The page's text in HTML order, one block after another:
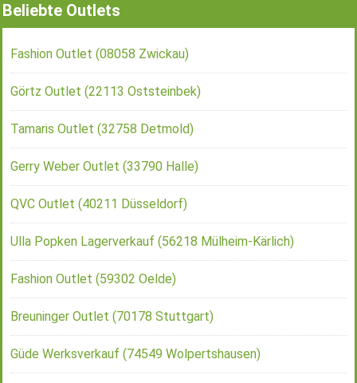
Beliebte Outlets
Fashion Outlet (08058 Zwickau)
Görtz Outlet (22113 Oststeinbek)
Tamaris Outlet (32758 Detmold)
Gerry Weber Outlet (33790 Halle)
QVC Outlet (40211 Düsseldorf)
Ulla Popken Lagerverkauf (56218 Mülheim-Kärlich)
Fashion Outlet (59302 Oelde)
Breuninger Outlet (70178 Stuttgart)
Güde Werksverkauf (74549 Wolpertshausen)